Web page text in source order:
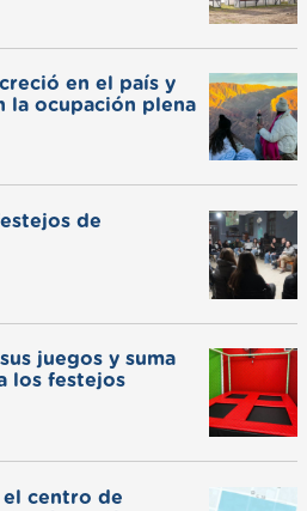
en el país y
la ocupación plena
de
juegos y suma
los festejos
centro de